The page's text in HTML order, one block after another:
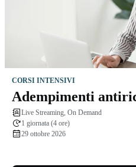
CORSI INTENSIVI
Adempimenti
Live Streaming, On Demand
1 giornata (4 ore)
29 ottobre 2026